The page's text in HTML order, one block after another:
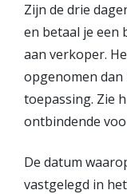
Blog
Vestigingen
Vestiging
Vestiging
Vestiging
Vestiging
Vestiging Vianen
Zijn de drie
en betaal je een
aan verkoper.
opgenomen dan
toepassing. Zie
ontbindende
De datum
vastgelegd in